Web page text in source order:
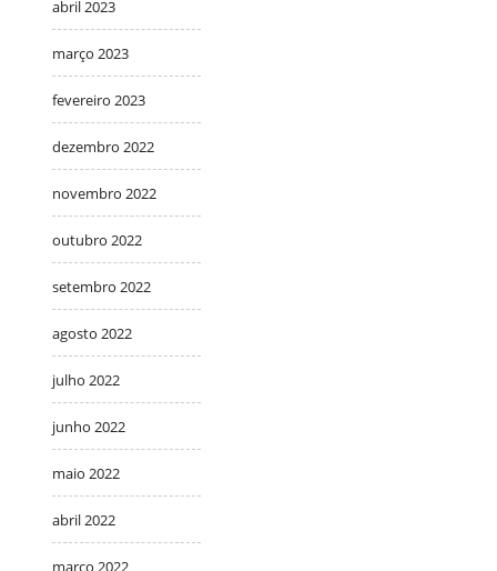
abril 2023
março 2023
fevereiro 2023
dezembro 2022
novembro 2022
outubro 2022
setembro 2022
agosto 2022
julho 2022
junho 2022
maio 2022
abril 2022
março 2022